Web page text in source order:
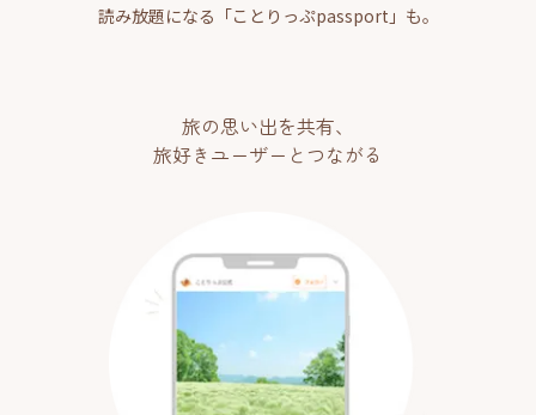
読み放題になる「ことりっぷpassport」も。
旅の思い出を共有、
旅好きユーザーとつながる